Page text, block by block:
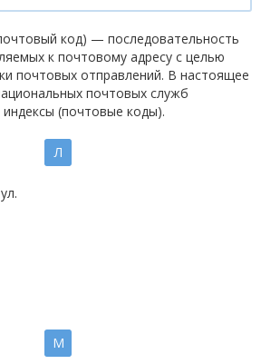
код) — последовательность
к почтовому адресу с целью
почтовых отправлений. В настоящее
почтовых служб
(почтовые коды).
Л
М